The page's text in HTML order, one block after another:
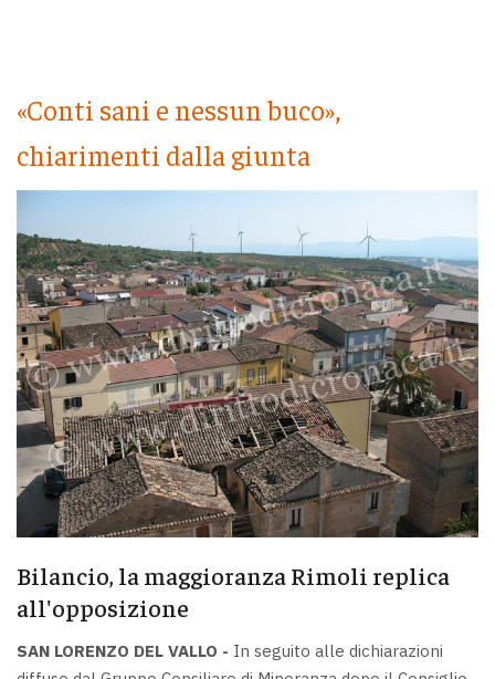
«Conti sani e nessun buco»,
chiarimenti dalla giunta
Bilancio, la maggioranza Rimoli replica
all'opposizione
SAN LORENZO DEL VALLO - In seguito alle dichiarazioni